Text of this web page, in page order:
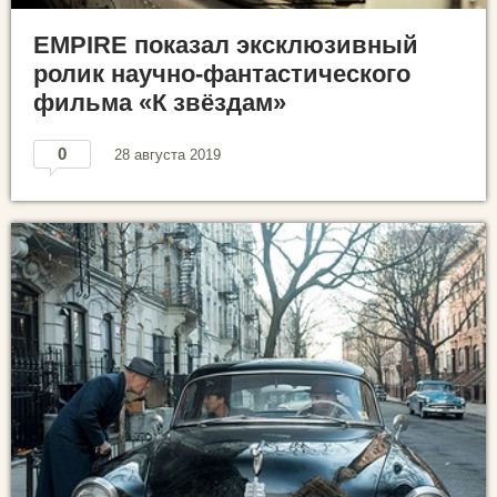
EMPIRE показал эксклюзивный
ролик научно-фантастического
фильма «К звёздам»
0 28 августа 2019